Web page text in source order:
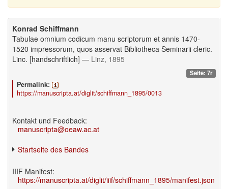
Konrad Schiffmann
Tabulae omnium codicum manu scriptorum et annis 1470-
1520 impressorum, quos asservat Bibliotheca Seminarii cleric.
Linc. [handschriftlich] — Linz, 1895
Seite: 7r
Permalink:
https://manuscripta.at/diglit/schiffmann_1895/0013
Kontakt und Feedback:
manuscripta@oeaw.ac.at
Startseite des Bandes
IIIF Manifest:
https://manuscripta.at/diglit/iiif/schiffmann_1895/manifest.json